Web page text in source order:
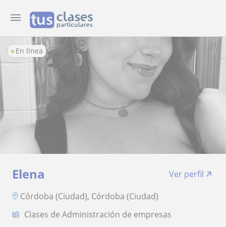
En línea
Elena
Ver perfil
Córdoba (Ciudad), Córdoba (Ciudad)
Clases de Administración de empresas